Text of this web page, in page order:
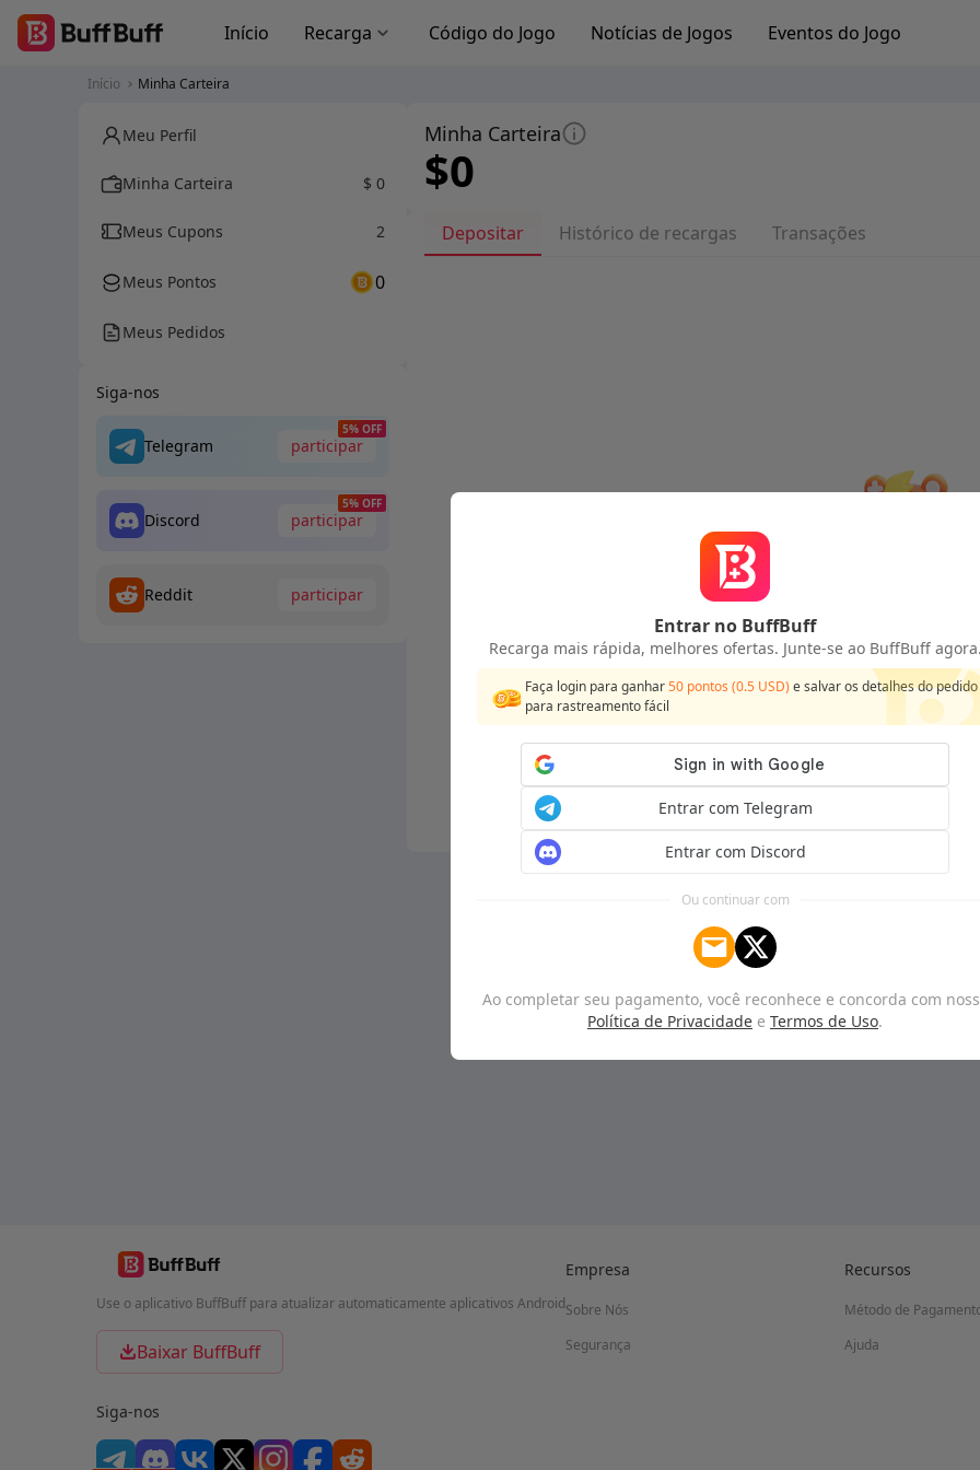
Início Recarga Código do Jogo Notícias de Jogos Eventos do Jogo
Início Minha Carteira
Meu Perfil
Minha Carteira $ 0
Meus Cupons 2
Meus Pontos 0
Meus Pedidos
Siga-nos
Telegram
5% OFF
participar
Discord
5% OFF
participar
Reddit participar
Minha Carteira
$0
Depositar Histórico de recargas Transações
Sem dados
Entrar no BuffBuff
Recarga mais rápida, melhores ofertas. Junte-se ao BuffBuff
Faça login para ganhar50 pontos (0.5 USD) e salvar os detalhes do pedido
para rastreamento fácil
Entrar com Telegram
Entrar com Discord
Ou continuar com
Ao completar seu pagamento, você reconhece e concorda com
Política de Privacidade e Termos de Uso.
Use o aplicativo BuffBuff para atualizar automaticamente aplicativos Android
Baixar BuffBuff
Siga-nos
Empresa
Sobre Nós
Segurança
Recursos
Método de
Ajuda